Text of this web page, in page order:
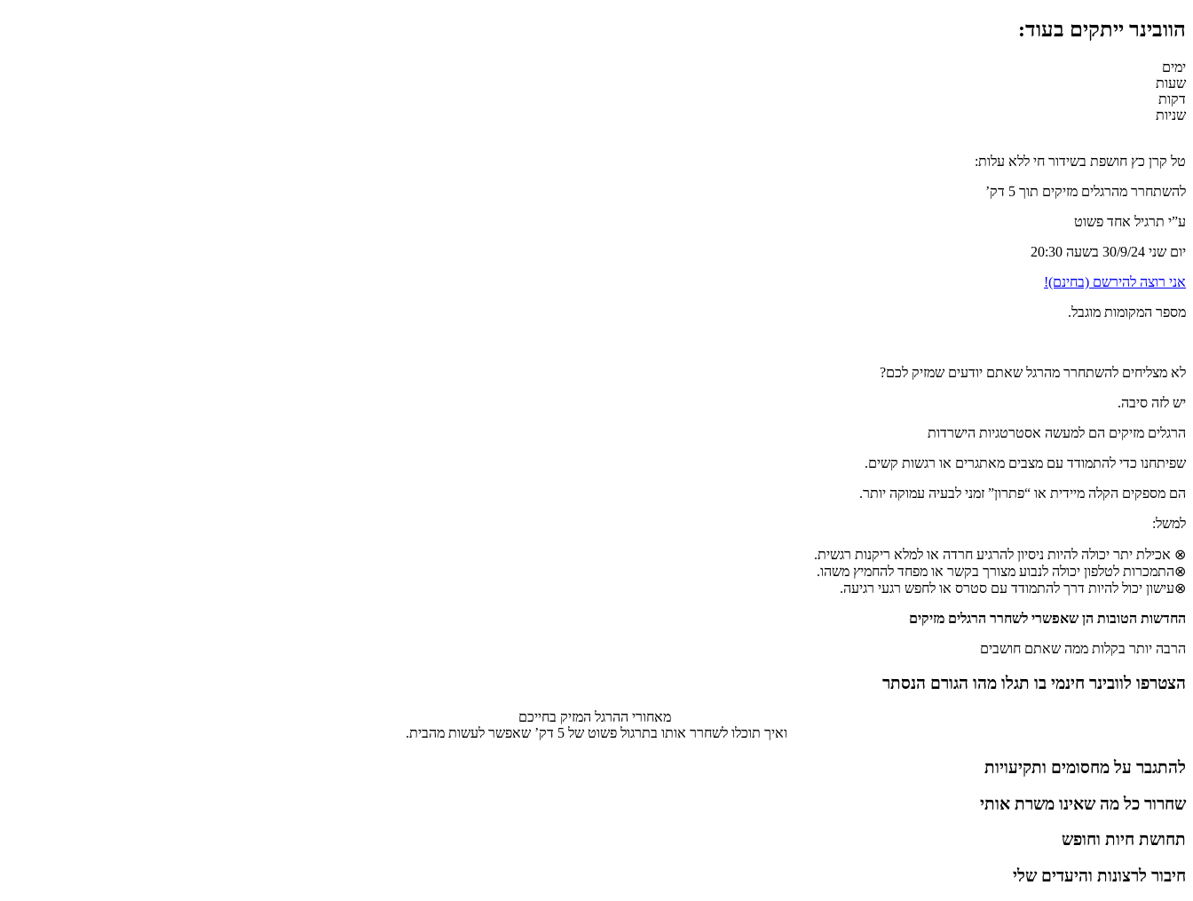
הוובינר ייתקים בעוד:
ימים
שעות
דקות
שניות
טל קרן כץ חושפת בשידור חי ללא עלות:
להשתחרר מהרגלים מזיקים תוך 5 דק’
ע”י תרגיל אחד פשוט
יום שני 30/9/24 בשעה 20:30
אני רוצה להירשם (בחינם)!
מספר המקומות מוגבל.
לא מצליחים להשתחרר מהרגל שאתם יודעים שמזיק לכם?
יש לזה סיבה.
הרגלים מזיקים הם למעשה אסטרטגיות הישרדות
שפיתחנו כדי להתמודד עם מצבים מאתגרים או רגשות קשים.
הם מספקים הקלה מיידית או “פתרון” זמני לבעיה עמוקה יותר.
למשל:
⊗ אכילת יתר יכולה להיות ניסיון להרגיע חרדה או למלא ריקנות רגשית.
⊗התמכרות לטלפון יכולה לנבוע מצורך בקשר או מפחד להחמיץ משהו.
⊗עישון יכול להיות דרך להתמודד עם סטרס או לחפש רגעי רגיעה.
החדשות הטובות הן שאפשרי לשחרר הרגלים מזיקים
הרבה יותר בקלות ממה שאתם חושבים
הצטרפו לוובינר חינמי בו תגלו מהו הגורם הנסתר
מאחורי ההרגל המזיק בחייכם
ואיך תוכלו לשחרר אותו בתרגול פשוט של 5 דק’ שאפשר לעשות מהבית.
להתגבר על מחסומים ותקיעויות
שחרור כל מה שאינו משרת אותי
תחושת חיות וחופש
חיבור לרצונות והיעדים שלי